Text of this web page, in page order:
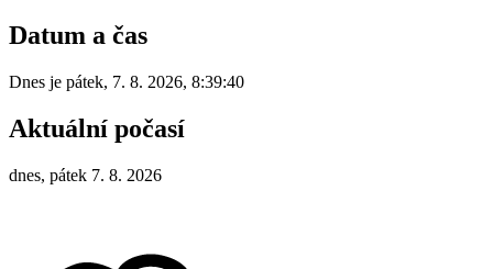
Datum a čas
Dnes je pátek, 7. 8. 2026, 8:39:40
Aktuální počasí
dnes, pátek 7. 8. 2026